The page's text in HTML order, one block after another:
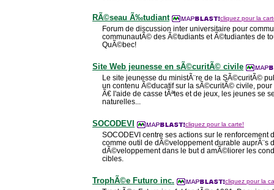
RÃ©seau Ã‰tudiant cliquez pour la
Forum de discussion inter universitaire pour
communautÃ© des Ã©tudiants et Ã©tudiantes de
QuÃ©bec!
Site Web jeunesse en sÃ©curitÃ© civile
Le site jeunesse du ministÃ¨re de la SÃ©curitÃ©
un contenu Ã©ducatif sur la sÃ©curitÃ© civile,
Ã€ l'aide de casse tÃªtes et de jeux, les jeunes se
naturelles...
SOCODEVI cliquez pour la carte!
SOCODEVI centre ses actions sur le renforcement
comme outil de dÃ©veloppement durable auprÃ¨s
dÃ©veloppement dans le but d amÃ©liorer les
cibles.
TrophÃ©e Futuro inc. cliquez pour la